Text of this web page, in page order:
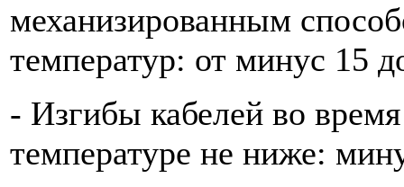
механизированным
температур: от минус 15
- Изгибы кабелей во
температуре не ниже: